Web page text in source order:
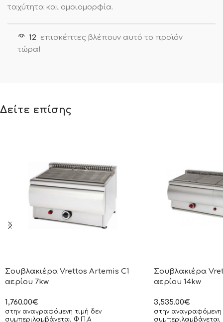
ταχύτητα και ομοιομορφία.
12 επισκέπτες βλέπουν αυτό το προϊόν
τώρα!
Δείτε επίσης
Σουβλακιέρα Vrettos Artemis C1
αερίου 7kw
1,760.00€
στην αναγραφόμενη τιμή δεν
συμπεριλαμβάνεται Φ.Π.Α
Σουβλακιέρα
αερίου 14kw
3,535.00€
στην αναγραφόμενη